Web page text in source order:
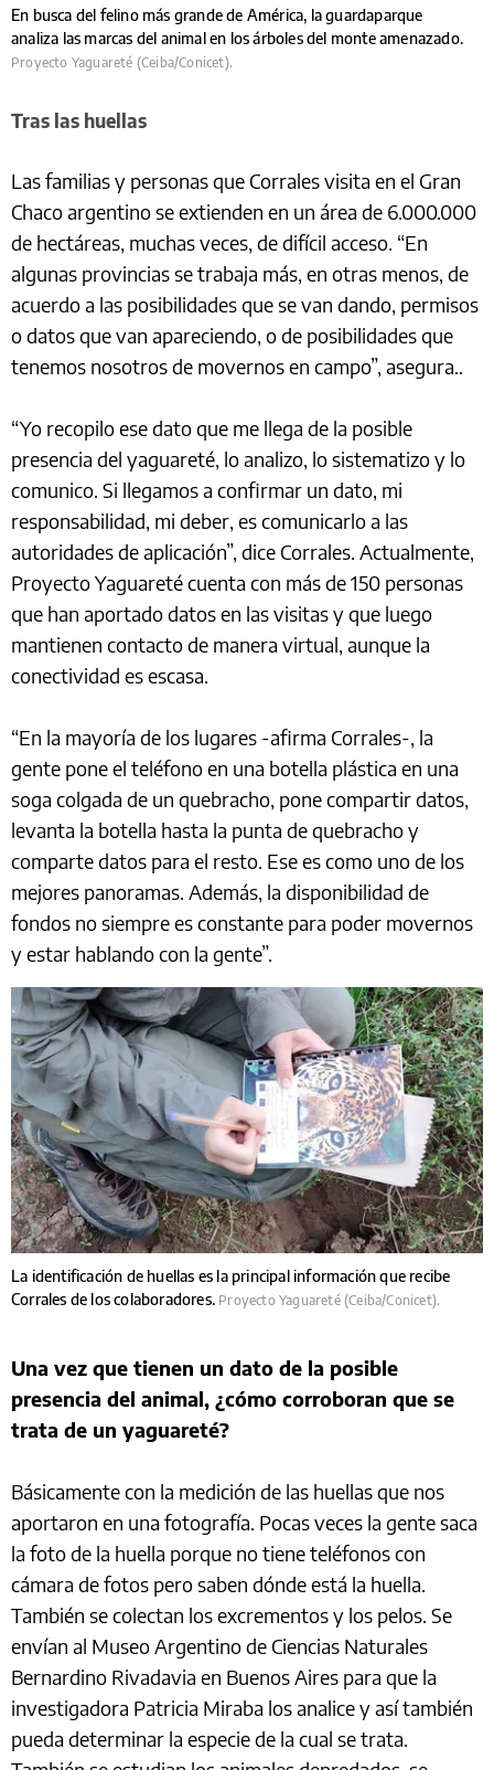
En busca del felino más grande de América, la guardaparque
analiza las marcas del animal en los árboles del monte amenazado.
Proyecto Yaguareté (Ceiba/Conicet).
Tras las huellas
Las familias y personas que Corrales visita en el Gran
Chaco argentino se extienden en un área de 6.000.000
de hectáreas, muchas veces, de difícil acceso. “En
algunas provincias se trabaja más, en otras menos, de
acuerdo a las posibilidades que se van dando, permisos
o datos que van apareciendo, o de posibilidades que
tenemos nosotros de movernos en campo”, asegura..
“Yo recopilo ese dato que me llega de la posible
presencia del yaguareté, lo analizo, lo sistematizo y lo
comunico. Si llegamos a confirmar un dato, mi
responsabilidad, mi deber, es comunicarlo a las
autoridades de aplicación”, dice Corrales. Actualmente,
Proyecto Yaguareté cuenta con más de 150 personas
que han aportado datos en las visitas y que luego
mantienen contacto de manera virtual, aunque la
conectividad es escasa.
“En la mayoría de los lugares -afirma Corrales-, la
gente pone el teléfono en una botella plástica en una
soga colgada de un quebracho, pone compartir datos,
levanta la botella hasta la punta de quebracho y
comparte datos para el resto. Ese es como uno de los
mejores panoramas. Además, la disponibilidad de
fondos no siempre es constante para poder movernos
y estar hablando con la gente”.
La identificación de huellas es la principal información que recibe
Corrales de los colaboradores. Proyecto Yaguareté (Ceiba/Conicet).
Una vez que tienen un dato de la posible
presencia del animal, ¿cómo corroboran que se
trata de un yaguareté?
Básicamente con la medición de las huellas que nos
aportaron en una fotografía. Pocas veces la gente saca
la foto de la huella porque no tiene teléfonos con
cámara de fotos pero saben dónde está la huella.
También se colectan los excrementos y los pelos. Se
envían al Museo Argentino de Ciencias Naturales
Bernardino Rivadavia en Buenos Aires para que la
investigadora Patricia Miraba los analice y así también
pueda determinar la especie de la cual se trata.